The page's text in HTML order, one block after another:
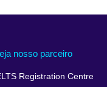
nosso parceiro
Registration Centre